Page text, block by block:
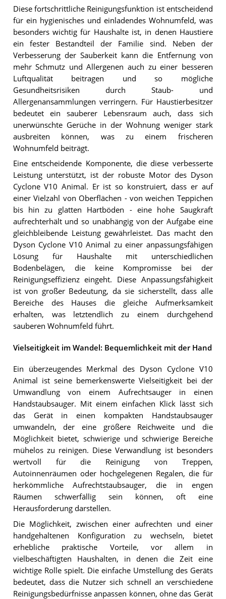
Diese fortschrittliche Reinigungsfunktion ist entscheidend
für ein hygienisches und einladendes Wohnumfeld, was
besonders wichtig für Haushalte ist, in denen Haustiere
ein fester Bestandteil der Familie sind. Neben der
Verbesserung der Sauberkeit kann die Entfernung von
mehr Schmutz und Allergenen auch zu einer besseren
Luftqualität beitragen und so mögliche
Gesundheitsrisiken durch Staub- und
Allergenansammlungen verringern. Für Haustierbesitzer
bedeutet ein sauberer Lebensraum auch, dass sich
unerwünschte Gerüche in der Wohnung weniger stark
ausbreiten können, was zu einem frischeren
Wohnumfeld beiträgt.
Eine entscheidende Komponente, die diese verbesserte
Leistung unterstützt, ist der robuste Motor des Dyson
Cyclone V10 Animal. Er ist so konstruiert, dass er auf
einer Vielzahl von Oberflächen - von weichen Teppichen
bis hin zu glatten Hartböden - eine hohe Saugkraft
aufrechterhält und so unabhängig von der Aufgabe eine
gleichbleibende Leistung gewährleistet. Das macht den
Dyson Cyclone V10 Animal zu einer anpassungsfähigen
Lösung für Haushalte mit unterschiedlichen
Bodenbelägen, die keine Kompromisse bei der
Reinigungseffizienz eingeht. Diese Anpassungsfähigkeit
ist von großer Bedeutung, da sie sicherstellt, dass alle
Bereiche des Hauses die gleiche Aufmerksamkeit
erhalten, was letztendlich zu einem durchgehend
sauberen Wohnumfeld führt.
Vielseitigkeit im Wandel: Bequemlichkeit mit der Hand
Ein überzeugendes Merkmal des Dyson Cyclone V10
Animal ist seine bemerkenswerte Vielseitigkeit bei der
Umwandlung von einem Aufrechtsauger in einen
Handstaubsauger. Mit einem einfachen Klick lässt sich
das Gerät in einen kompakten Handstaubsauger
umwandeln, der eine größere Reichweite und die
Möglichkeit bietet, schwierige und schwierige Bereiche
mühelos zu reinigen. Diese Verwandlung ist besonders
wertvoll für die Reinigung von Treppen,
Autoinnenräumen oder hochgelegenen Regalen, die für
herkömmliche Aufrechtstaubsauger, die in engen
Räumen schwerfällig sein können, oft eine
Herausforderung darstellen.
Die Möglichkeit, zwischen einer aufrechten und einer
handgehaltenen Konfiguration zu wechseln, bietet
erhebliche praktische Vorteile, vor allem in
vielbeschäftigten Haushalten, in denen die Zeit eine
wichtige Rolle spielt. Die einfache Umstellung des Geräts
bedeutet, dass die Nutzer sich schnell an verschiedene
Reinigungsbedürfnisse anpassen können, ohne das Gerät